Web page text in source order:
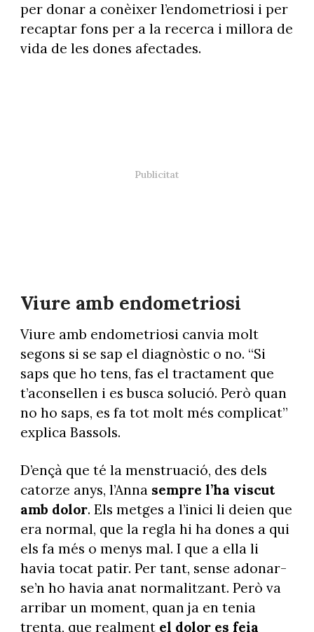
per donar a conèixer l’endometriosi i per
recaptar fons per a la recerca i millora de
vida de les dones afectades.
Viure amb endometriosi
Viure amb endometriosi canvia molt
segons si se sap el diagnòstic o no. “Si
saps que ho tens, fas el tractament que
t’aconsellen i es busca solució. Però quan
no ho saps, es fa tot molt més complicat”
explica Bassols.
D’ençà que té la menstruació, des dels
catorze anys, l’Anna sempre l’ha viscut
amb dolor. Els metges a l’inici li deien que
era normal, que la regla hi ha dones a qui
els fa més o menys mal. I que a ella li
havia tocat patir. Per tant, sense adonar-
se’n ho havia anat normalitzant. Però va
arribar un moment, quan ja en tenia
trenta, que realment el dolor es feia